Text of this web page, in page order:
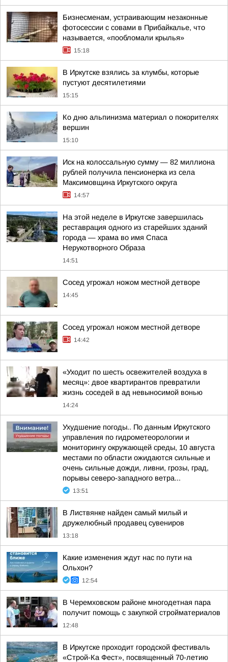
Бизнесменам, устраивающим незаконные
фотосессии с совами в Прибайкалье, что
называется, «пообломали крылья»
15:18
В Иркутске взялись за клумбы, которые
пустуют десятилетиями
15:15
Ко дню альпинизма материал о покорителях
вершин
15:10
Иск на колоссальную сумму — 82 миллиона
рублей получила пенсионерка из села
Максимовщина Иркутского округа
14:57
На этой неделе в Иркутске завершилась
реставрация одного из старейших зданий
города — храма во имя Спаса
Нерукотворного Образа
14:51
Сосед угрожал ножом местной детворе
14:45
Сосед угрожал ножом местной детворе
14:42
«Уходит по шесть освежителей воздуха в
месяц»: двое квартирантов превратили
жизнь соседей в ад невыносимой вонью
14:24
Ухудшение погоды.. По данным Иркутского
управления по гидрометеорологии и
мониторингу окружающей среды, 10 августа
местами по области ожидаются сильные и
очень сильные дожди, ливни, грозы, град,
порывы северо-западного ветра...
13:51
В Листвянке найден самый милый и
дружелюбный продавец сувениров
13:18
Какие изменения ждут нас по пути на
Ольхон?
12:54
В Черемховском районе многодетная пара
получит помощь с закупкой стройматериалов
12:48
В Иркутске проходит городской фестиваль
«Строй-Ка Фест», посвященный 70-летию